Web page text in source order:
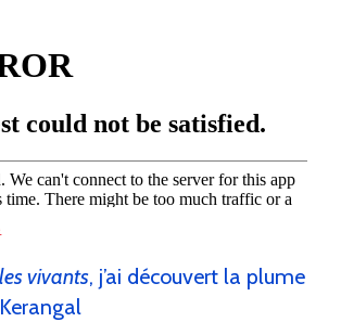
vivants, j’ai découvert la plume